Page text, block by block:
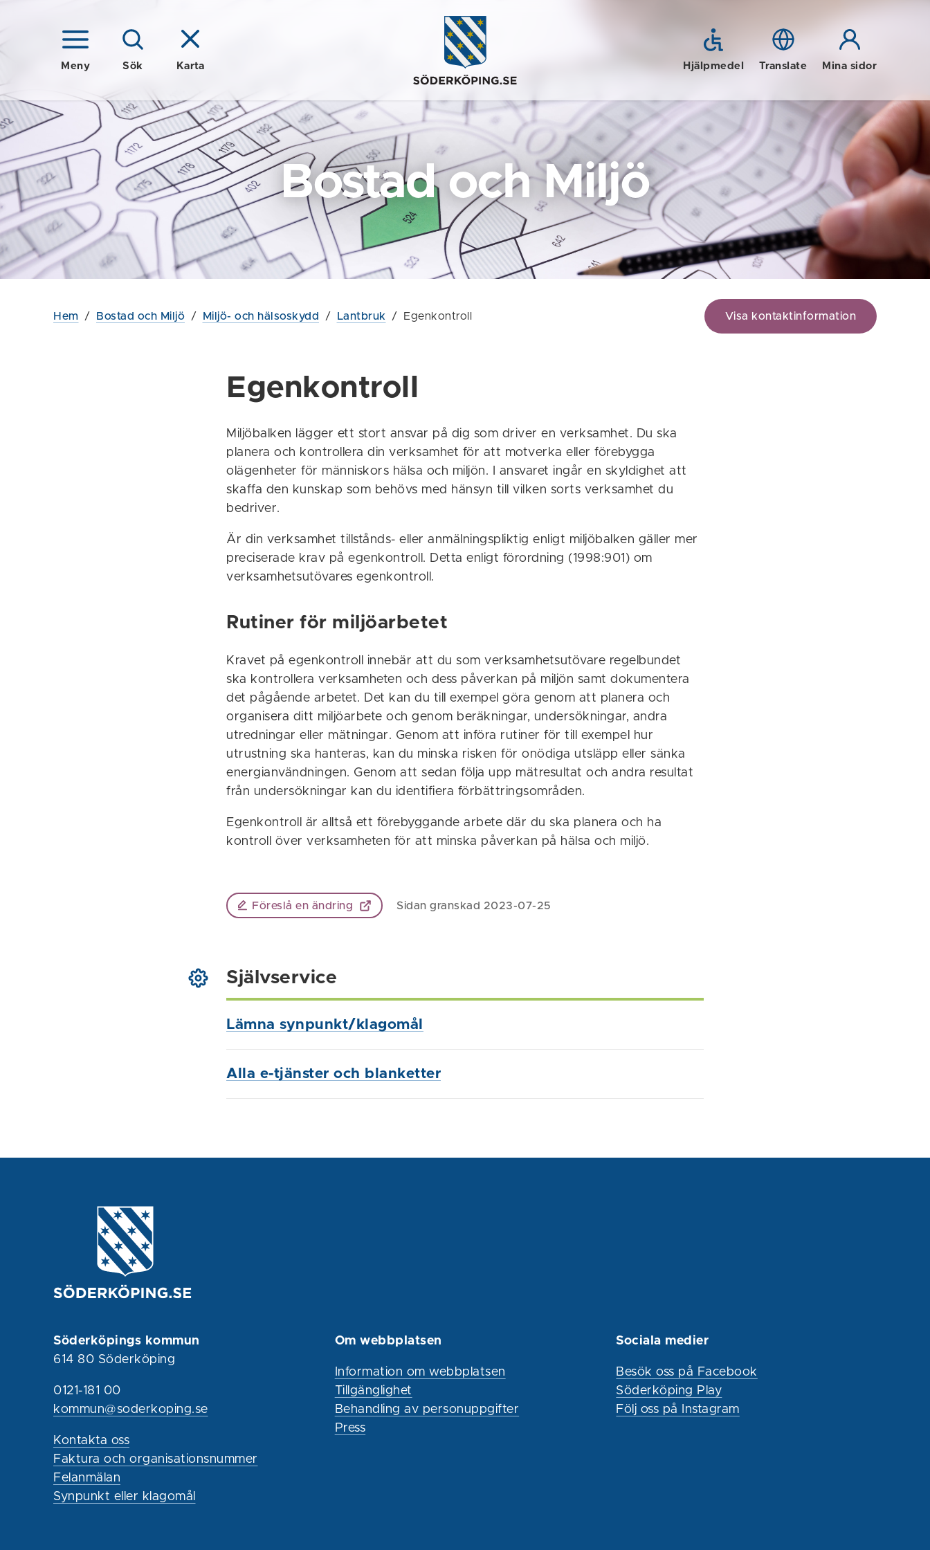
Meny Sök Karta Hjälpmedel Translate Mina sidor
Bostad och Miljö
Hem / Bostad och Miljö / Miljö- och hälsoskydd / Lantbruk / Egenkontroll Visa kontaktinformation
Egenkontroll
Miljöbalken lägger ett stort ansvar på dig som driver en verk­samhet. Du ska
planera och kontrollera din verksamhet för att motverka eller förebygga
olägenheter för människors hälsa och miljön. I ansvaret ingår en skyldighet att
skaffa den kunskap som behövs med hänsyn till vilken sorts verk­samhet du
bedriver.
Är din verksamhet tillstånds- eller anmälningspliktig enligt miljöbalken gäller mer
preciserade krav på egenkontroll. Detta enligt förordning (1998:901) om
verksamhetsutövares egenkontroll.
Rutiner för miljöarbetet
Kravet på egenkontroll innebär att du som verksamhetsutövare regelbundet
ska kontrollera verksamheten och dess påverkan på miljön samt dokumentera
det pågående arbetet. Det kan du till exempel göra genom att planera och
organisera ditt miljöarbete och genom beräkningar, undersökningar, andra
utredningar eller mätningar. Genom att införa rutiner för till exempel hur
utrustning ska hanteras, kan du minska risken för onödiga utsläpp eller sänka
energianvändningen. Genom att sedan följa upp mätresultat och andra resultat
från undersökningar kan du identifiera förbättringsområden.
Egenkontroll är alltså ett förebyggande arbete där du ska planera och ha
kontroll över verksamheten för att minska påverkan på hälsa och miljö.
Föreslå en ändring Sidan granskad 2023-07-25
Självservice
Lämna synpunkt/klagomål
Alla e-tjänster och blanketter
Söderköpings kommun
614 80 Söderköping
0121-181 00
kommun@soderkoping.se
Kontakta oss
Faktura och organisationsnummer
Felanmälan
Synpunkt eller klagomål
Om webbplatsen
Information om webbplatsen
Tillgänglighet
Behandling av personuppgifter
Press
Sociala medier
Besök oss på Facebook
Söderköping Play
Följ oss på Instagram